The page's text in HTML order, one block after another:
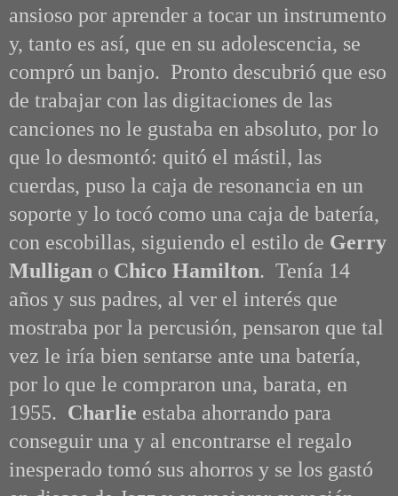
ansioso por aprender a tocar un instrumento
y, tanto es así, que en su adolescencia, se
compró un banjo. Pronto descubrió que eso
de trabajar con las digitaciones de las
canciones no le gustaba en absoluto, por lo
que lo desmontó: quitó el mástil, las
cuerdas, puso la caja de resonancia en un
soporte y lo tocó como una caja de batería,
con escobillas, siguiendo el estilo de Gerry
Mulligan o Chico Hamilton. Tenía 14
años y sus padres, al ver el interés que
mostraba por la percusión, pensaron que tal
vez le iría bien sentarse ante una batería,
por lo que le compraron una, barata, en
1955. Charlie estaba ahorrando para
conseguir una y al encontrarse el regalo
inesperado tomó sus ahorros y se los gastó